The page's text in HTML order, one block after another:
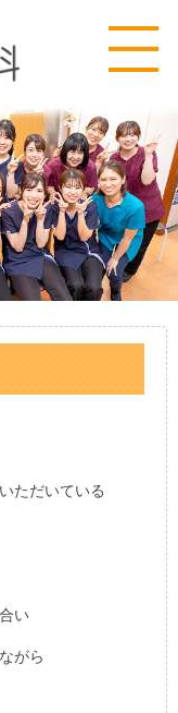
ただいている
い
がら